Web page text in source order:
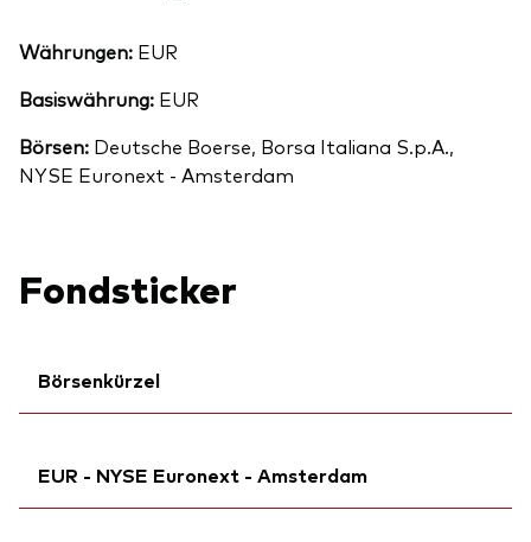
Währungen: EUR
Basiswährung: EUR
Börsen: Deutsche Boerse, Borsa Italiana S.p.A.,
NYSE Euronext - Amsterdam
Fondsticker
Börsenkürzel
Bloomberg:VGGF GY
EUR - NYSE Euronext - Amsterdam